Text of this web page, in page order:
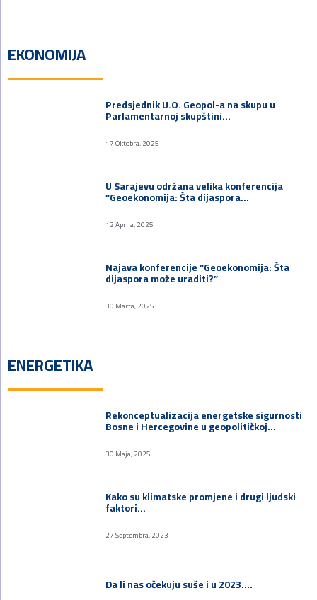
EKONOMIJA
Predsjednik U.O. Geopol-a na skupu u
Parlamentarnoj skupštini…
17 Oktobra, 2025
U Sarajevu održana velika konferencija
“Geoekonomija: Šta dijaspora…
12 Aprila, 2025
Najava konferencije “Geoekonomija: Šta
dijaspora može uraditi?”
30 Marta, 2025
ENERGETIKA
Rekonceptualizacija energetske sigurnosti
Bosne i Hercegovine u geopolitičkoj…
30 Maja, 2025
Kako su klimatske promjene i drugi ljudski
faktori…
27 Septembra, 2023
Da li nas očekuju suše i u 2023.…